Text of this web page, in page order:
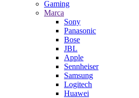
Gaming
Marca
Sony
Panasonic
Bose
JBL
Apple
Sennheiser
Samsung
Logitech
Huawei